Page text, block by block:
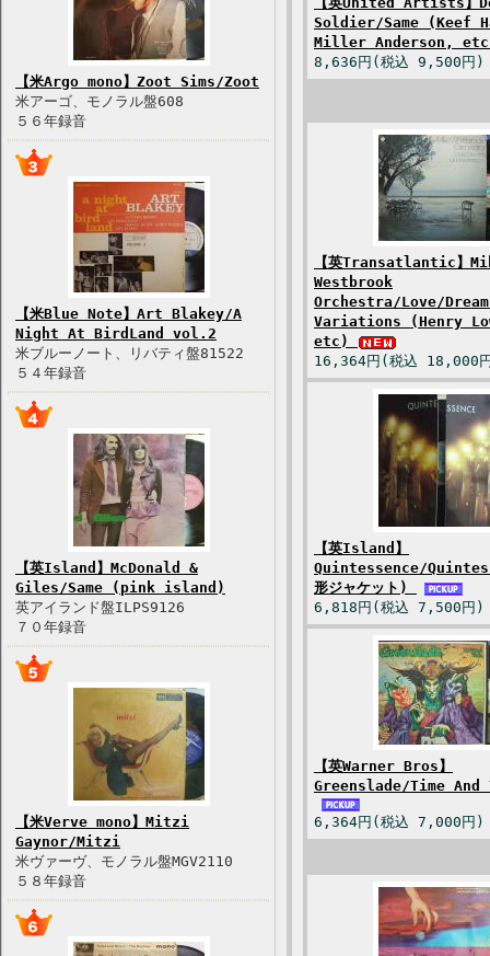
【米Argo mono】Zoot Sims/Zoot
米アーゴ、モノラル盤608
５６年録音
【米Blue Note】Art Blakey/A
Night At BirdLand vol.2
米ブルーノート、リバティ盤81522
５４年録音
【英Island】McDonald &
Giles/Same (pink island)
英アイランド盤ILPS9126
７０年録音
【米Verve mono】Mitzi
Gaynor/Mitzi
米ヴァーヴ、モノラル盤MGV2110
５８年録音
Soldier/Same (Keef
Miller Anderson,
8,636円(税込 9,500円)
【英Transatlantic】
Westbrook
Orchestra/Love/
Variations (Henry
etc)
16,364円(税込 18,000
【英Island】
Quintessence/
形ジャケット)
6,818円(税込 7,500円)
【英Warner Bros】
Greenslade/Time And
6,364円(税込 7,000円)